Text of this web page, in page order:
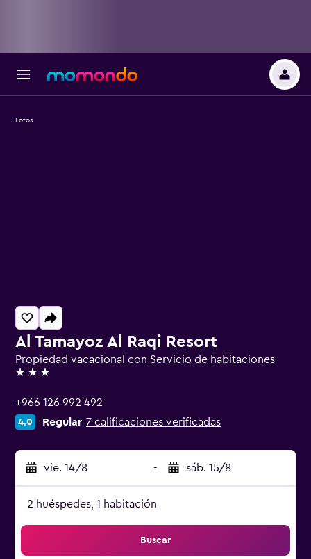
Al Tamayoz Al Raqi Resort
Propiedad vacacional con Servicio de habitaciones
3 estrellas
+966 126 992 492
4,0 Regular 7 calificaciones verificadas
vie. 14/8 - sáb. 15/8
2 huéspedes, 1 habitación
Buscar
Fotos